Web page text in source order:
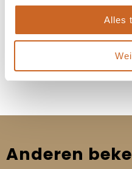
Alles
samen naar de beste
Neem contact op
Anderen